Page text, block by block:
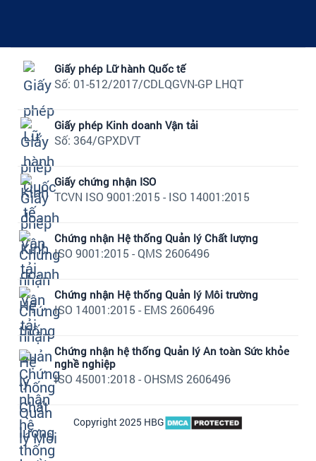
Giấy phép Lữ hành Quốc tế
Số: 01-512/2017/CDLQGVN-GP LHQT
Giấy phép Kinh doanh Vận tải
Số: 364/GPXDVT
Giấy chứng nhận ISO
TCVN ISO 9001:2015 - ISO 14001:2015
Chứng nhận Hệ thống Quản lý Chất lượng
ISO 9001:2015 - QMS 2606496
Chứng nhận Hệ thống Quản lý Môi trường
ISO 14001:2015 - EMS 2606496
Chứng nhận hệ thống Quản lý An toàn Sức khỏe
nghề nghiệp
ISO 45001:2018 - OHSMS 2606496
Copyright 2025 HBG